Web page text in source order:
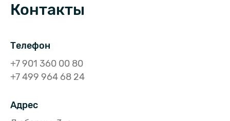
Контакты
Телефон
+7 901 360 00 80
+7 499 964 68 24
Адрес